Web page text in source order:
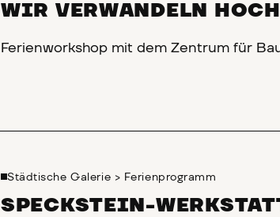
WIR VERWANDELN
Ferienworkshop mit dem Zentrum für
Städtische Galerie > Ferienprogramm
SPECKSTEIN-